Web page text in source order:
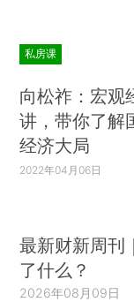
私房课
向松祚：宏观
讲，带你了解
经济大局
2022年04月06日
最新财新周刊
了什么？
2026年08月09日